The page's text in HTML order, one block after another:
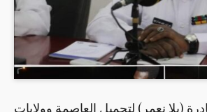
(يلا نعمر) لتجميل العاصمة وولايات